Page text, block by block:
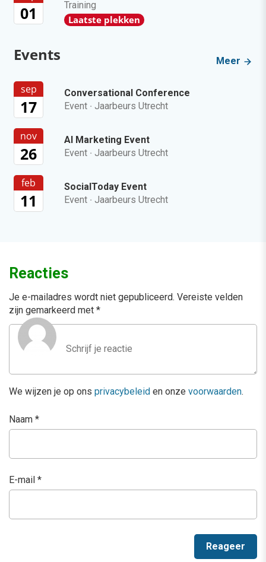
01 Training
Laatste plekken
Events Meer
sep
17
Conversational Conference
Event · Jaarbeurs Utrecht
nov
26
AI Marketing Event
Event · Jaarbeurs Utrecht
feb
11
SocialToday Event
Event · Jaarbeurs Utrecht
Reacties
Je e-mailadres wordt niet gepubliceerd. Vereiste velden
zijn gemarkeerd met *
We wijzen je op ons privacybeleid en onze voorwaarden.
Naam *
E-mail *